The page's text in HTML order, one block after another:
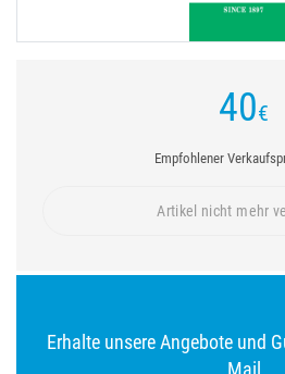
40€
Empfohlener
Artikel nicht mehr
Erhalte unsere Angebote und
Mail